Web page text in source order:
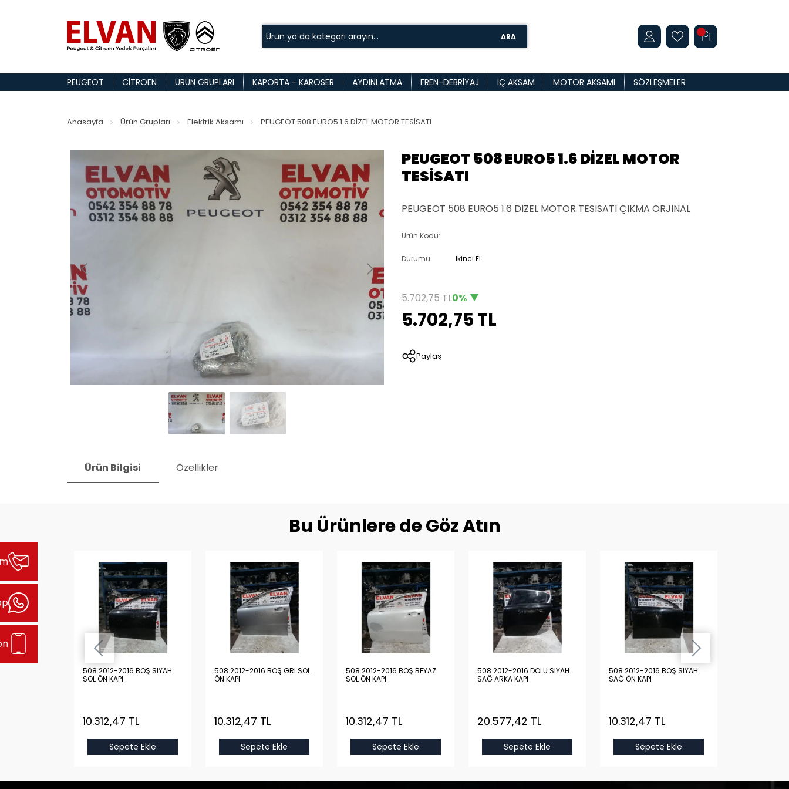
ARA
PEUGEOT CITROEN ÜRÜN GRUPLARI KAPORTA - KAROSER AYDINLATMA FREN-DEBRIYAJ İÇ AKSAM MOTOR AKSAMI SÖZLEŞMELER
Anasayfa Ürün Grupları Elektrik Aksamı PEUGEOT 508 EURO5 1.6 DİZEL MOTOR TESİSATI
PEUGEOT 508 EURO5 1.6 DİZEL MOTOR
TESİSATI
PEUGEOT 508 EURO5 1.6 DİZEL MOTOR TESİSATI ÇIKMA ORJİNAL
Ürün Kodu:
Durumu: İkinci El
5.702,75 TL0%
5.702,75 TL
Paylaş
Ürün Bilgisi Özellikler
Bu Ürünlere de Göz Atın
508 2012-2016 BOŞ SİYAH
SOL ÖN KAPI
10.312,47 TL
Sepete Ekle
508 2012-2016 BOŞ GRİ SOL
ÖN KAPI
10.312,47 TL
Sepete Ekle
508 2012-2016 BOŞ BEYAZ
SOL ÖN KAPI
10.312,47 TL
Sepete Ekle
508 2012-2016 DOLU SİYAH
SAĞ ARKA KAPI
20.577,42 TL
Sepete Ekle
508 2012-2016 BOŞ SİYAH
SAĞ ÖN KAPI
10.312,47 TL
Sepete Ekle